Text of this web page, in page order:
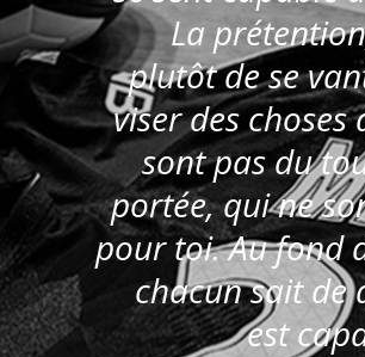
La
plutôt de se
viser des choses
sont pas du
portée, qui ne
pour toi. Au fond
chacun sait de
est